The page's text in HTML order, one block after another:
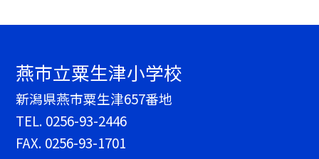
燕市立粟生津小学校
新潟県燕市粟生津657番地
TEL. 0256-93-2446
FAX. 0256-93-1701